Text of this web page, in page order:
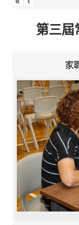
第三
家